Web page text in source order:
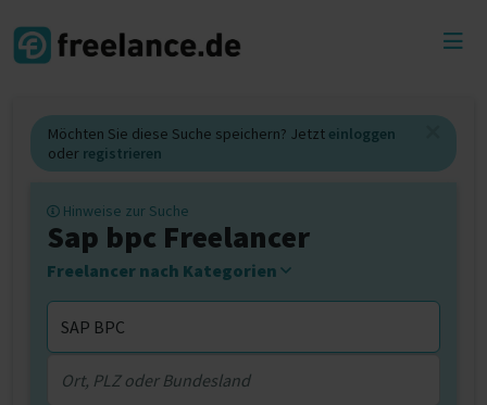
Möchten Sie diese Suche speichern? Jetzt einloggen
oder registrieren
Hinweise zur Suche
Sap bpc Freelancer
Freelancer nach Kategorien